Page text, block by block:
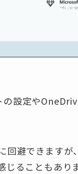
設定や
回避できます
じることもあ